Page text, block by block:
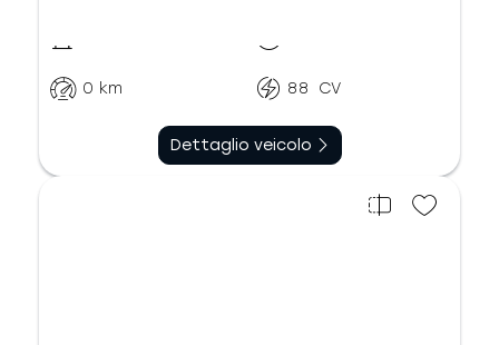
0 km 88 CV
Dettaglio veicolo